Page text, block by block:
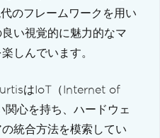
のフレームワークを用い
い視覚的に魅力的なマ
しんでいます。
はIoT（Internet of
心を持ち、ハードウェ
統合方法を模索してい